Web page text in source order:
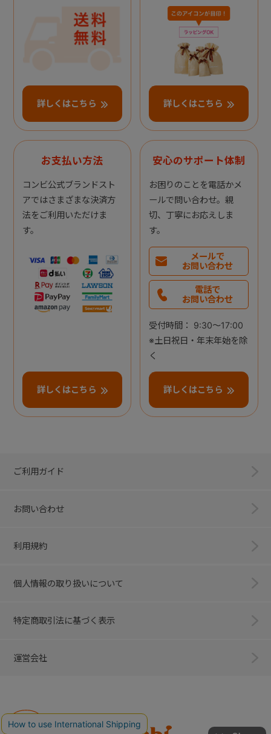
詳しくはこちら 詳しくはこちら
お支払い方法
コンビ公式ブランドスト
アではさまざまな決済方
法をご利用いただけま
す。
詳しくはこちら
安心のサポート体制
お困りのことを電話かメ
ールで問い合わせ。親
切、丁寧にお応えしま
す。
メールで
お問い合わせ
電話で
お問い合わせ
受付時間： 9:30～17:00
※土日祝日・年末年始を除
く
詳しくはこちら
ご利用ガイド
お問い合わせ
利用規約
個人情報の取り扱いについて
特定商取引法に基づく表示
運営会社